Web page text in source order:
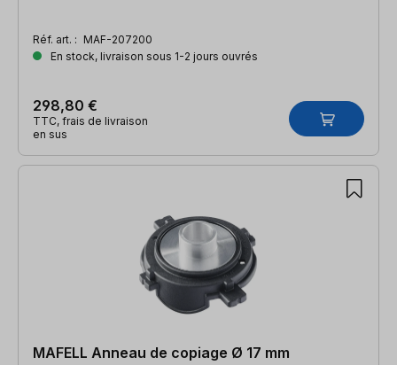
Réf. art. : MAF-207200
En stock, livraison sous 1-2 jours ouvrés
298,80 €
TTC, frais de livraison
en sus
MAFELL Anneau de copiage Ø 17 mm